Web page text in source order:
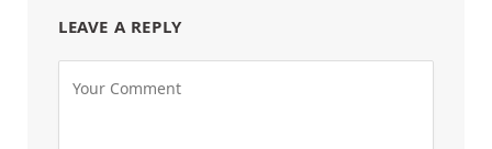
LEAVE A REPLY